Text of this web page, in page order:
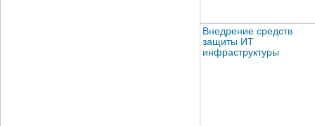
Внедрение средств
защиты ИТ
инфраструктуры